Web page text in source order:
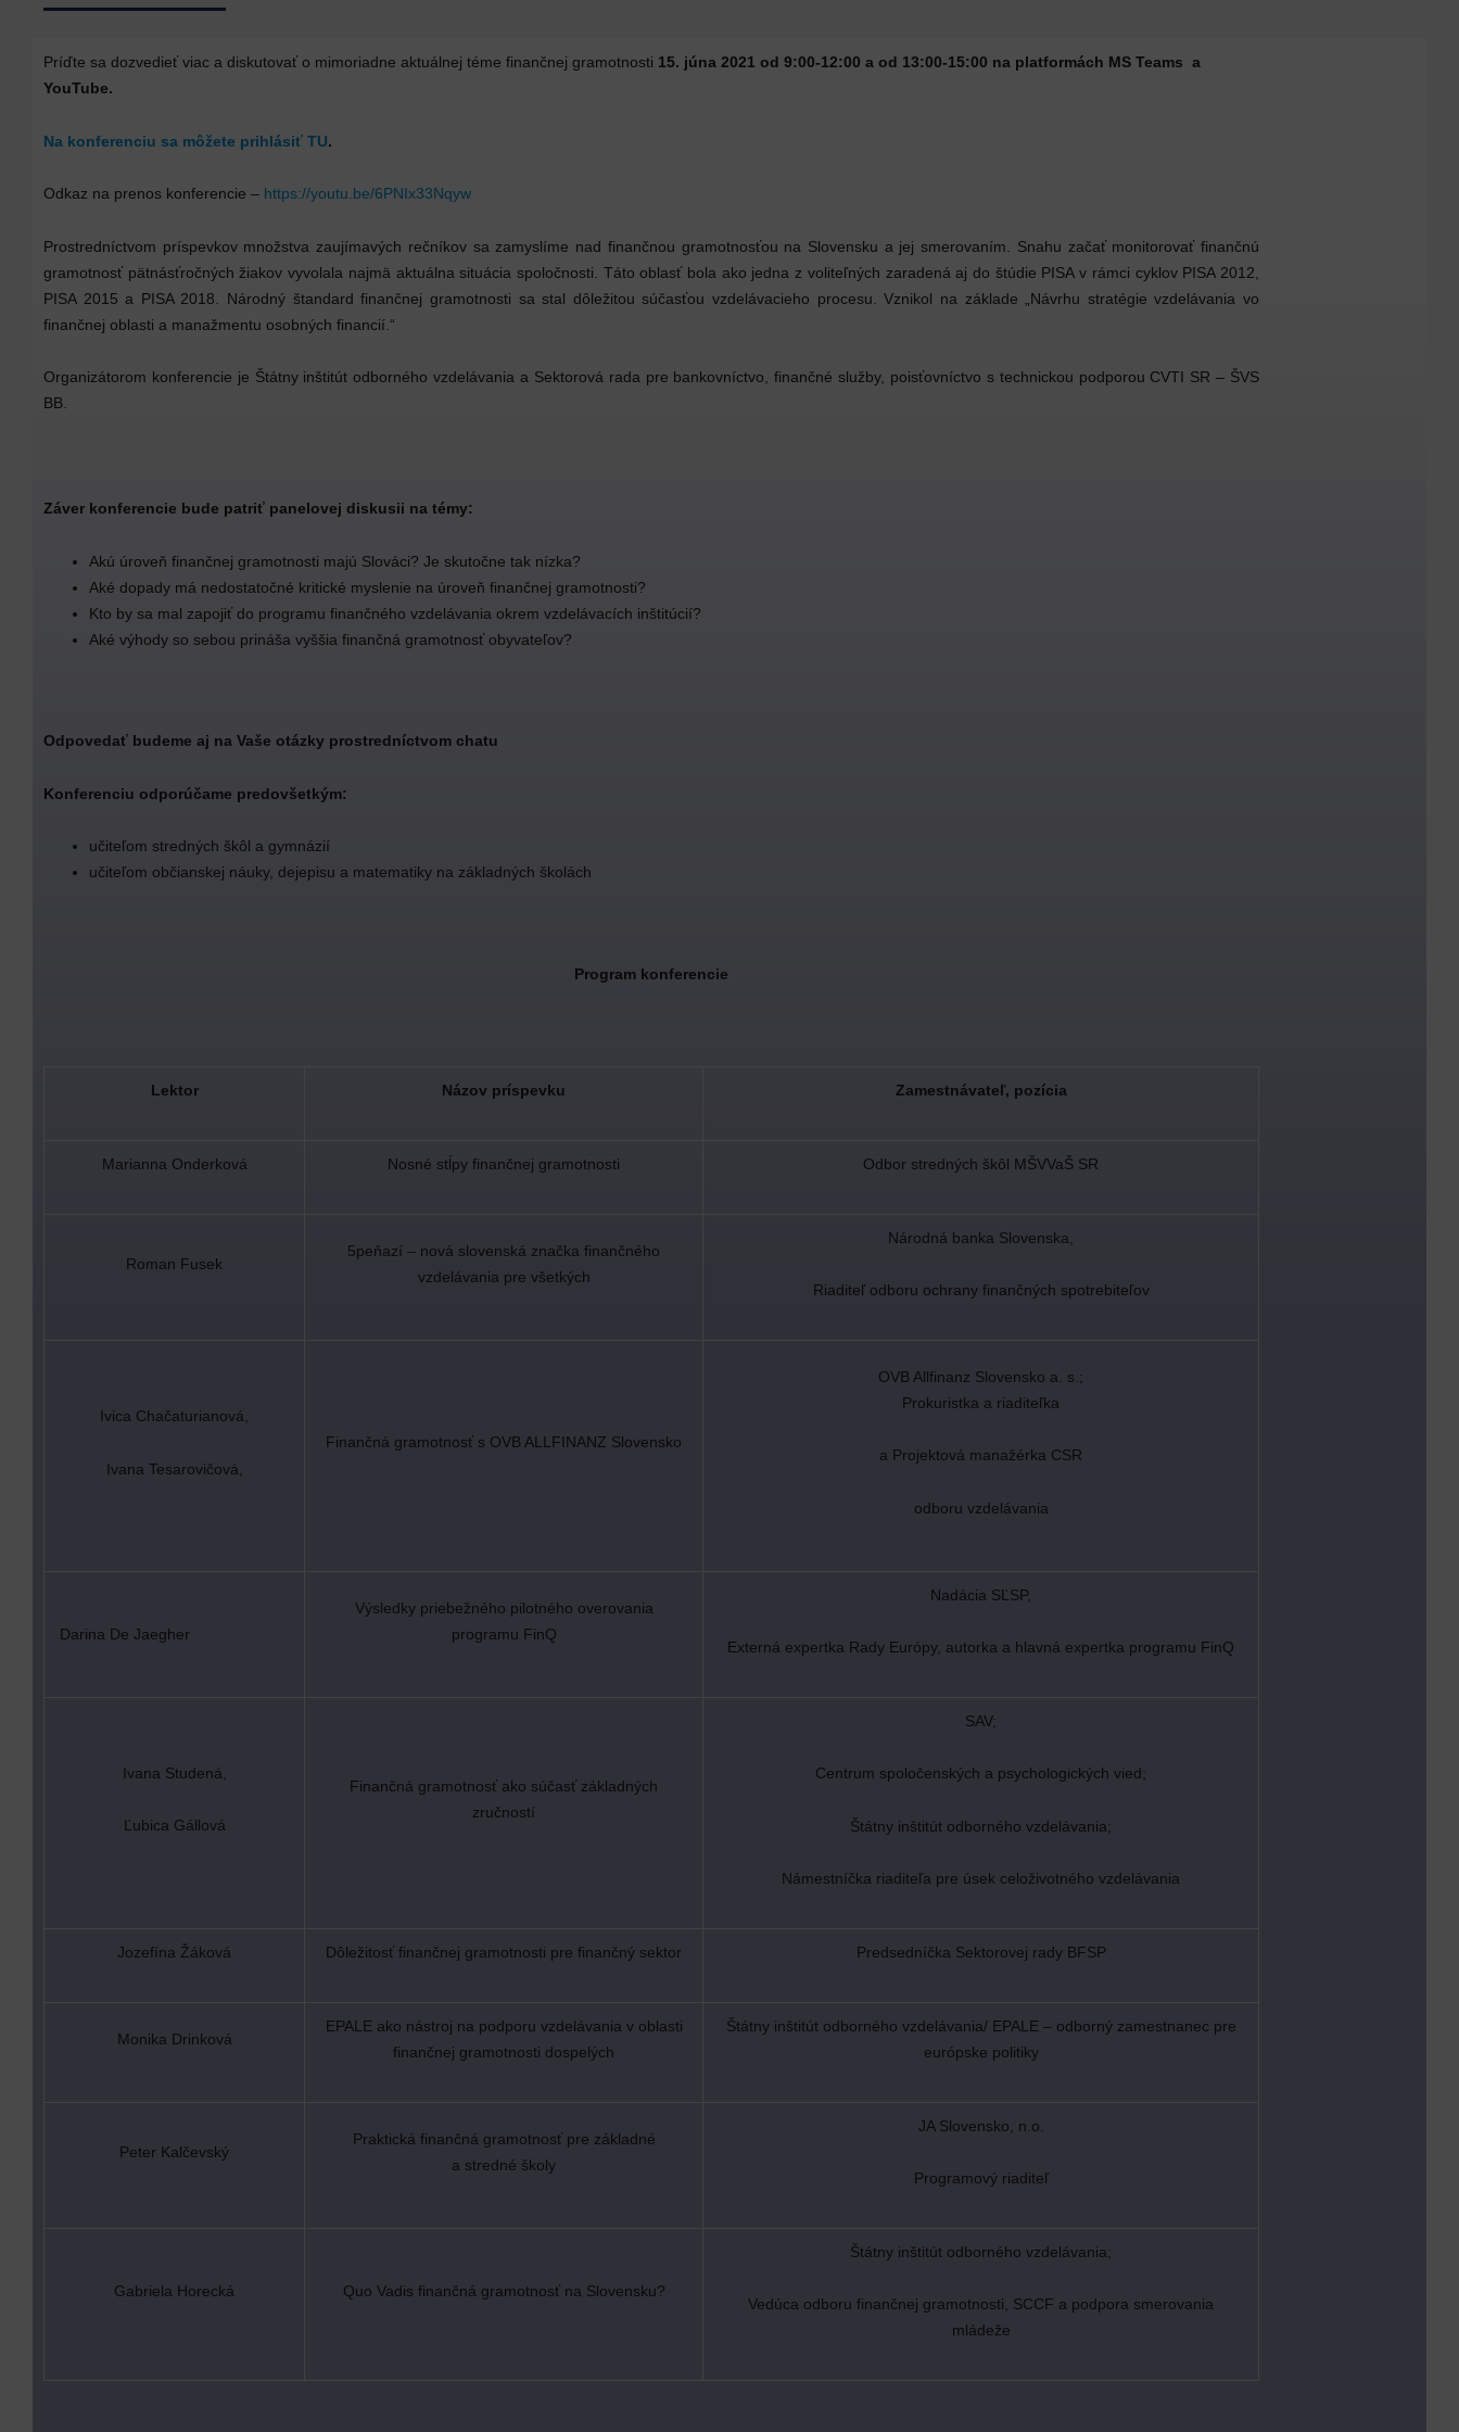
Príďte sa dozvedieť viac a diskutovať o mimoriadne aktuálnej téme finančnej gramotnosti 15. júna 2021 od 9:00-12:00 a od 13:00-15:00 na platformách MS Teams a
YouTube.
Na konferenciu sa môžete prihlásiť TU.
Odkaz na prenos konferencie – https://youtu.be/6PNIx33Nqyw
Prostredníctvom príspevkov množstva zaujímavých rečníkov sa zamyslíme nad finančnou gramotnosťou na Slovensku a jej smerovaním. Snahu začať monitorovať finančnú
gramotnosť pätnásťročných žiakov vyvolala najmä aktuálna situácia spoločnosti. Táto oblasť bola ako jedna z voliteľných zaradená aj do štúdie PISA v rámci cyklov PISA 2012,
PISA 2015 a PISA 2018. Národný štandard finančnej gramotnosti sa stal dôležitou súčasťou vzdelávacieho procesu. Vznikol na základe „Návrhu stratégie vzdelávania vo
finančnej oblasti a manažmentu osobných financií.“
Organizátorom konferencie je Štátny inštitút odborného vzdelávania a Sektorová rada pre bankovníctvo, finančné služby, poisťovníctvo s technickou podporou CVTI SR – ŠVS
BB.
Záver konferencie bude patriť panelovej diskusii na témy:
Akú úroveň finančnej gramotnosti majú Slováci? Je skutočne tak nízka?
Aké dopady má nedostatočné kritické myslenie na úroveň finančnej gramotnosti?
Kto by sa mal zapojiť do programu finančného vzdelávania okrem vzdelávacích inštitúcií?
Aké výhody so sebou prináša vyššia finančná gramotnosť obyvateľov?
Odpovedať budeme aj na Vaše otázky prostredníctvom chatu
Konferenciu odporúčame predovšetkým:
učiteľom stredných škôl a gymnázií
učiteľom občianskej náuky, dejepisu a matematiky na základných školách
Program konferencie
Lektor Názov príspevku Zamestnávateľ, pozícia
Marianna Onderková Nosné stĺpy finančnej gramotnosti Odbor stredných škôl MŠVVaŠ SR
Roman Fusek
5peňazí – nová slovenská značka finančného
vzdelávania pre všetkých
Národná banka Slovenska,
Riaditeľ odboru ochrany finančných spotrebiteľov
Ivica Chačaturianová,
Ivana Tesarovičová,
Finančná gramotnosť s OVB ALLFINANZ Slovensko
OVB Allfinanz Slovensko a. s.;
Prokuristka a riaditeľka
a Projektová manažérka CSR
odboru vzdelávania
Darina De Jaegher
Výsledky priebežného pilotného overovania
programu FinQ
Nadácia SĽSP,
Externá expertka Rady Európy, autorka a hlavná expertka programu FinQ
Ivana Studená,
Ľubica Gállová
Finančná gramotnosť ako súčasť základných
zručností
SAV;
Centrum spoločenských a psychologických vied;
Štátny inštitút odborného vzdelávania;
Námestníčka riaditeľa pre úsek celoživotného vzdelávania
Jozefína Žáková Dôležitosť finančnej gramotnosti pre finančný sektor Predsedníčka Sektorovej rady BFSP
Monika Drinková
EPALE ako nástroj na podporu vzdelávania v oblasti
finančnej gramotnosti dospelých
Štátny inštitút odborného vzdelávania/ EPALE – odborný zamestnanec pre
európske politiky
Peter Kalčevský
Praktická finančná gramotnosť pre základné
a stredné školy
JA Slovensko, n.o.
Programový riaditeľ
Gabriela Horecká Quo Vadis finančná gramotnosť na Slovensku?
Štátny inštitút odborného vzdelávania;
Vedúca odboru finančnej gramotnosti, SCCF a podpora smerovania
mládeže